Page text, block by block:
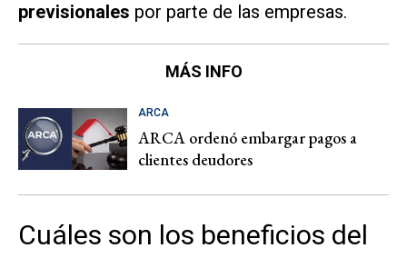
previsionales por parte de las empresas.
MÁS INFO
ARCA
ARCA ordenó embargar pagos a
clientes deudores
Cuáles son los beneficios del